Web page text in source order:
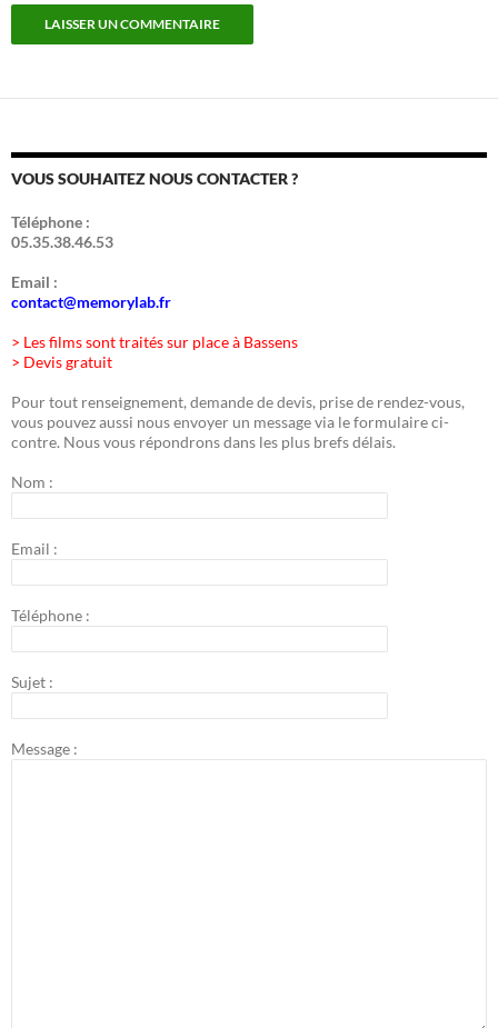
VOUS SOUHAITEZ NOUS CONTACTER ?
Téléphone :
05.35.38.46.53
Email :
contact@memorylab.fr
> Les films sont traités sur place à Bassens
> Devis gratuit
Pour tout renseignement, demande de devis, prise de rendez-vous,
vous pouvez aussi nous envoyer un message via le formulaire ci-
contre. Nous vous répondrons dans les plus brefs délais.
Nom :
Email :
Téléphone :
Sujet :
Message :